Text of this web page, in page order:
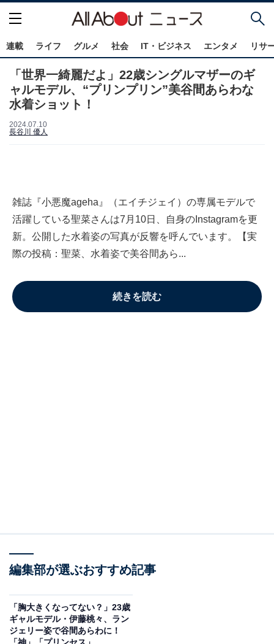
連載 ライフ グルメ 社会 IT・ビジネス エンタメ リサ
「世界一綺麗だよ」22歳シングルマザーのギ
ャルモデル、“プリンプリン”美谷間あらわな
水着ショット！
2024.07.10
長谷川 優人
雑誌『小悪魔ageha』（エイチジェイ）の専属モデルで
活躍している聖菜さんは7月10日、自身のInstagramを更
新。公開した水着姿の写真が反響を呼んでいます。【実
際の投稿：聖菜、水着姿で美谷間あら...
続きを読む
編集部が選ぶおすすめ記事
「胸大きくなってない？」23歳
ギャルモデル・伊藤桃々、ラン
ジェリー姿で谷間あらわに！